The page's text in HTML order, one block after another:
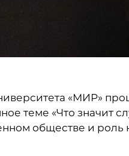
«МИР»
теме «Что значит
обществе и роль